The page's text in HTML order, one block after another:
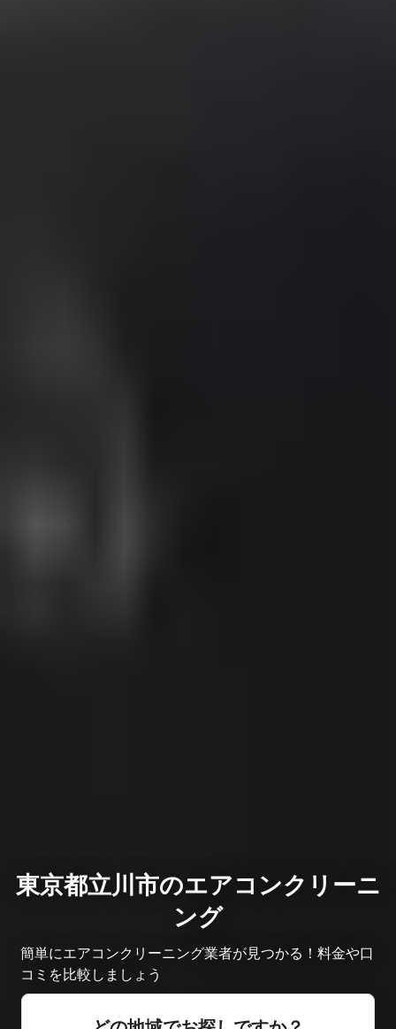
東京都立川市のエアコンクリーニ
ング
簡単にエアコンクリーニング業者が見つかる！料金や口
コミを比較しましょう